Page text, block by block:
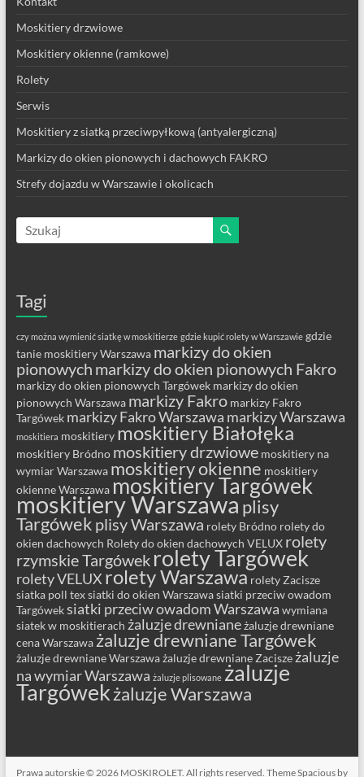
Moskitiery drzwiowe
Moskitiery okienne (ramkowe)
Rolety
Serwis
Moskitiery z siatką przeciwpyłkową (antyalergiczną)
Markizy do okien pionowych i dachowych FAKRO
Strefy dojazdu w Warszawie i okolicach
Tagi
czy można wymienić siatkę w moskitierze gdzie kupić rolety w Warszawie gdzie
tanie moskitiery Warszawa markizy do okien
pionowych markizy do okien pionowych Fakro
markizy do okien pionowych Targówek markizy do okien
pionowych Warszawa markizy Fakro markizy Fakro
Targówek markizy Fakro Warszawa markizy Warszawa
moskitiera moskitiery moskitiery Białołęka
moskitiery Bródno moskitiery drzwiowe moskitiery na
wymiar Warszawa moskitiery okienne moskitiery
okienne Warszawa moskitiery Targówek
moskitiery Warszawa plisy
Targówek plisy Warszawa rolety Bródno rolety do
okien dachowych Rolety do okien dachowych VELUX rolety
rzymskie Targówek rolety Targówek
rolety VELUX rolety Warszawa rolety Zacisze
siatka poll texsiatki do okien Warszawasiatki przeciw owadom
Targóweksiatki przeciw owadom Warszawa wymiana
siatek w moskitierach żaluzje drewnianeżaluzje drewniane
cena Warszawa żaluzje drewniane Targówek
żaluzje drewniane Warszaważaluzje drewniane Zacisze żaluzje
na wymiar Warszawa żaluzje plisowane żaluzje
Targówekżaluzje Warszawa
Prawa autorskie © 2026 MOSKIROLET. All rights reserved. ThemeSpaciousby